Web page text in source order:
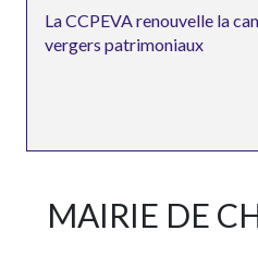
La CCPEVA renouvelle la
vergers patrimoniaux
MAIRIE DE